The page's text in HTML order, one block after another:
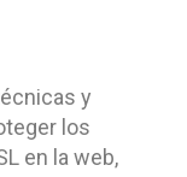
y
los
en la web,